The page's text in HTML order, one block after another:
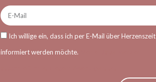
Ich willige ein, dass ich per E-Mail über Herzenszeit
informiert werden möchte.